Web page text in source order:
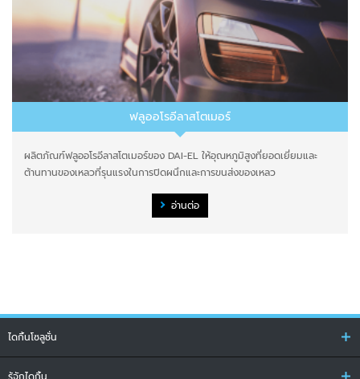
ฟลูออโรอีลาสโตเมอร์
ผลิตภัณฑ์ฟลูออโรอีลาสโตเมอร์ของ DAI-EL ให้อุณหภูมิสูงที่ยอดเยี่ยมและ
ต้านทานของเหลวที่รุนแรงในการปิดผนึกและการขนส่งของเหลว
อ่านต่อ
ไดกิ้นโซลูชั่น